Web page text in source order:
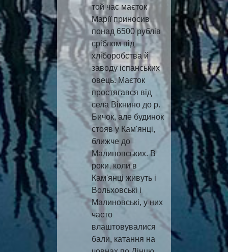
той час маєток
Марії приносив
понад 6500 рублів
сріблом від
хліборобства й
заводу іспанських
овець. Маєток
простягався від
села Вікнино до р.
Бичок, але будинок
стояв у Кам'янці,
ближче до
Малиновських. В
роки, коли в
Кам'янці живуть і
Вольховські і
Малиновські, у них
часто
влаштовувалися
бали, катання на